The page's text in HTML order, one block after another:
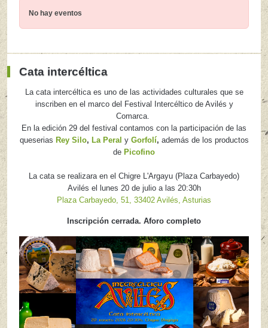
Add filter Limpiar
No hay eventos
Cata intercéltica
La cata intercéltica es uno de las actividades culturales que se
inscriben en el marco del Festival Intercéltico de Avilés y
Comarca.
En la edición 29 del festival contamos con la participación de las
queserias Rey Silo, La Peral y Gorfolí, además de los productos
de Picofino
La cata se realizara en el Chigre L'Argayu (Plaza Carbayedo)
Avilés el lunes 20 de julio a las 20:30h
Plaza Carbayedo, 51, 33402 Avilés, Asturias
Inscripción cerrada. Aforo completo